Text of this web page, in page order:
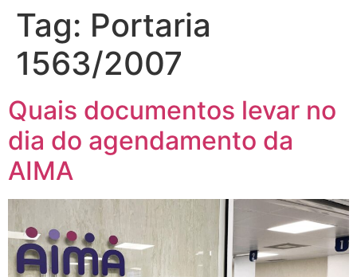
Tag: Portaria
1563/2007
Quais documentos levar no
dia do agendamento da
AIMA